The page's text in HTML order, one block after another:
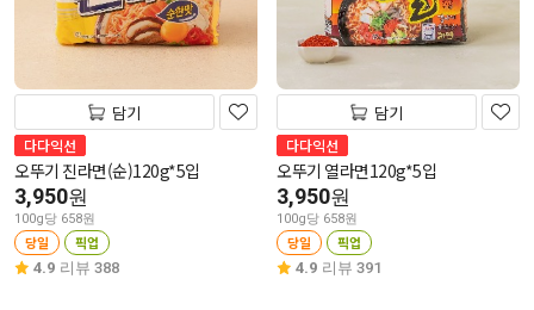
담기
다다익선
오뚜기 진라면(순)120g*5입
3,950원
100g당 658원
당일 픽업
4.9 리뷰 388
담기
다다익선
오뚜기 열라면120g*5입
3,950원
100g당 658원
당일 픽업
4.9 리뷰 391